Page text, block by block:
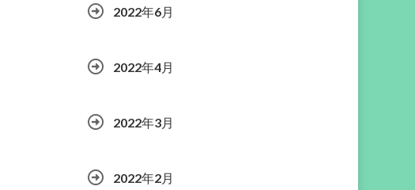
2022年6月
2022年4月
2022年3月
2022年2月